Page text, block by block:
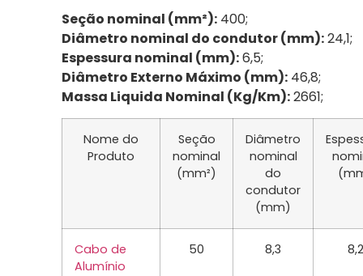
Seção nominal (mm²): 400;
Diâmetro nominal do condutor (mm):24,1;
Espessura nominal (mm):6,5;
Diâmetro Externo Máximo (mm): 46,8;
Massa Liquida Nominal (Kg/Km):2661;
Nome do
Produto
Seção
nominal
(mm²)
Diâmetro
nominal
do
condutor
(mm)
Cabo de
Alumínio
50 8,3 8,2